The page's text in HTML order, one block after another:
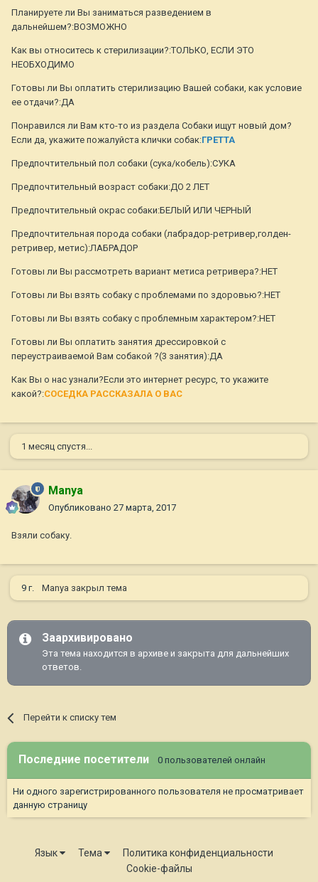
Планируете ли Вы заниматься разведением в
дальнейшем?:ВОЗМОЖНО
Как вы относитесь к стерилизации?:ТОЛЬКО, ЕСЛИ ЭТО
НЕОБХОДИМО
Готовы ли Вы оплатить стерилизацию Вашей собаки, как условие
ее отдачи?:ДА
Понравился ли Вам кто-то из раздела Собаки ищут новый дом?
Если да, укажите пожалуйста клички собак:ГРЕТТА
Предпочтительный пол собаки (сука/кобель):СУКА
Предпочтительный возраст собаки:ДО 2 ЛЕТ
Предпочтительный окрас собаки:БЕЛЫЙ ИЛИ ЧЕРНЫЙ
Предпочтительная порода собаки (лабрадор-ретривер,голден-
ретривер, метис):ЛАБРАДОР
Готовы ли Вы рассмотреть вариант метиса ретривера?:НЕТ
Готовы ли Вы взять собаку с проблемами по здоровью?:НЕТ
Готовы ли Вы взять собаку с проблемным характером?:НЕТ
Готовы ли Вы оплатить занятия дрессировкой с
переустраиваемой Вам собакой ?(3 занятия):ДА
Как Вы о нас узнали?Если это интернет ресурс, то укажите
какой?:СОСЕДКА РАССКАЗАЛА О ВАС
1 месяц спустя...
Manya
Опубликовано 27 марта, 2017
Взяли собаку.
9 г. Manya закрыл тема
Заархивировано
Эта тема находится в архиве и закрыта для дальнейших
ответов.
Перейти к списку тем
Последние посетители 0 пользователей онлайн
Ни одного зарегистрированного пользователя не просматривает
данную страницу
Язык Тема
Политика конфиденциальности
Cookie-файлы